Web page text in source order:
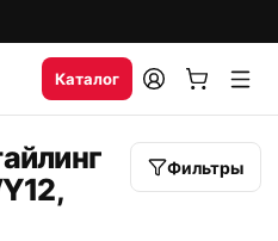
Каталог
Фильтры